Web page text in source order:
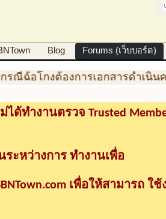
Blog Forums (เว็บบอร์ด)
ณีฉ้อโกงต้องการเอกสารดำเนินค
ทำงานตรวจ Trusted
ะหว่างการ ทำงานเพื่อ
เพื่อให้สามารถ ใ